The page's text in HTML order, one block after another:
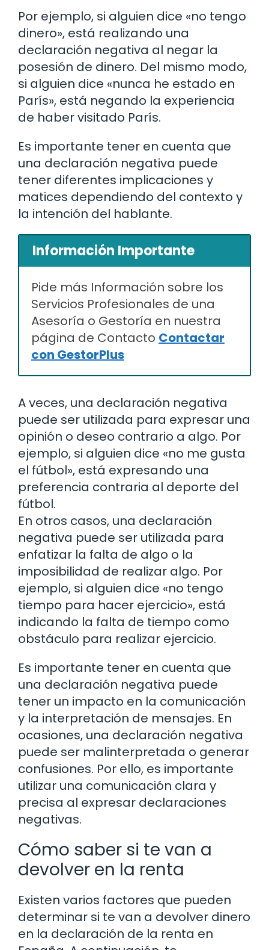
Por ejemplo, si alguien dice «no tengo
dinero», está realizando una
declaración negativa al negar la
posesión de dinero. Del mismo modo,
si alguien dice «nunca he estado en
París», está negando la experiencia
de haber visitado París.
Es importante tener en cuenta que
una declaración negativa puede
tener diferentes implicaciones y
matices dependiendo del contexto y
la intención del hablante.
Información Importante
Pide más Información sobre los
Servicios Profesionales de una
Asesoría o Gestoría en nuestra
página de Contacto Contactar
con GestorPlus
A veces, una declaración negativa
puede ser utilizada para expresar una
opinión o deseo contrario a algo. Por
ejemplo, si alguien dice «no me gusta
el fútbol», está expresando una
preferencia contraria al deporte del
fútbol.
En otros casos, una declaración
negativa puede ser utilizada para
enfatizar la falta de algo o la
imposibilidad de realizar algo. Por
ejemplo, si alguien dice «no tengo
tiempo para hacer ejercicio», está
indicando la falta de tiempo como
obstáculo para realizar ejercicio.
Es importante tener en cuenta que
una declaración negativa puede
tener un impacto en la comunicación
y la interpretación de mensajes. En
ocasiones, una declaración negativa
puede ser malinterpretada o generar
confusiones. Por ello, es importante
utilizar una comunicación clara y
precisa al expresar declaraciones
negativas.
Cómo saber si te van a
devolver en la renta
Existen varios factores que pueden
determinar si te van a devolver dinero
en la declaración de la renta en